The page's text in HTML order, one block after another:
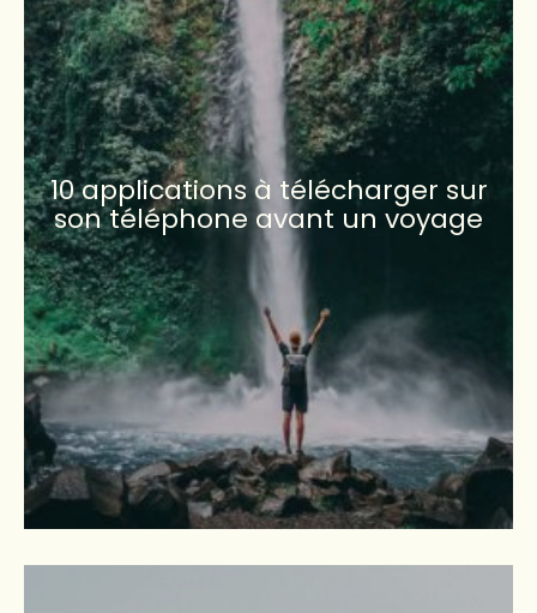
10 applications à télécharger sur
son téléphone avant un voyage